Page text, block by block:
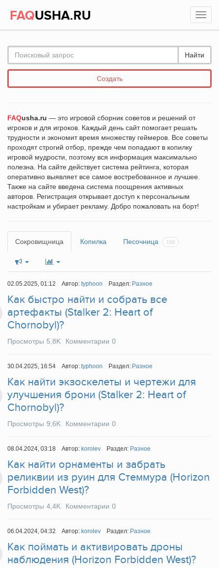
FAQUSHA.RU
Найти
Создать
FAQusha.ru — это игровой сборник советов и решений от
игроков и для игроков. Каждый день сайт помогает решать
трудности и экономит время множеству геймеров. Все советы
проходят строгий отбор, прежде чем попадают в копилку
игровой мудрости, поэтому вся информация максимально
полезна. На сайте действует система рейтинга, которая
оперативно выявляет все самое востребованное и лучшее.
Также на сайте введена система поощрения активных
авторов. Регистрация открывает доступ к персональным
настройкам и убирает рекламу. Добро пожаловать на борт!
Сокровищница Копилка Песочница 158
02.05.2025, 01:12 Автор: typhoon Раздел: Разное
Как быстро найти и собрать все
артефакты (Stalker 2: Heart of
Chornobyl)?
Просмотры 5,8K Комментарии 0
30.04.2025, 16:54 Автор: typhoon Раздел: Разное
Как найти экзоскелеты и чертежи для
улучшения брони (Stalker 2: Heart of
Chornobyl)?
Просмотры 9,6K Комментарии 0
08.04.2024, 03:18 Автор: korolev Раздел: Разное
Как найти орнаменты и забрать
реликвии из руин для Стеммура (Horizon
Forbidden West)?
Просмотры 4,4K Комментарии 0
06.04.2024, 04:32 Автор: korolev Раздел: Разное
Как поймать и активировать дроны
наблюдения (Horizon Forbidden West)?